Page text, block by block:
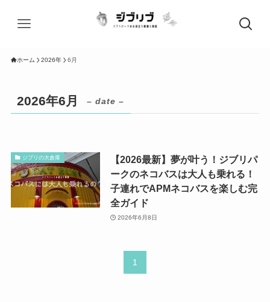
ホーム 2026年 6月
2026年6月 – date –
ジブリの大倉庫
【2026最新】夢が叶う！ジブリパ
ークのネコバスは大人も乗れる！
子連れでAPMネコバスを楽しむ完
全ガイド
2026年6月8日
1